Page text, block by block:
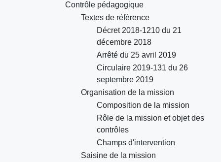
Contrôle pédagogique
Textes de référence
Décret 2018-1210 du 21
décembre 2018
Arrêté du 25 avril 2019
Circulaire 2019-131 du 26
septembre 2019
Organisation de la mission
Composition de la mission
Rôle de la mission et objet des
contrôles
Champs d'intervention
Saisine de la mission